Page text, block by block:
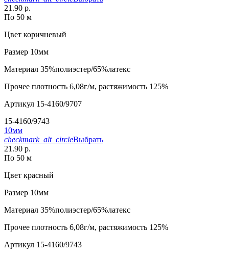
21.90 р.
По 50 м
Цвет коричневый
Размер 10мм
Материал 35%полиэстер/65%латекс
Прочее плотность 6,08г/м, растяжимость 125%
Артикул 15-4160/9707
15-4160/9743
10мм
checkmark_alt_circleВыбрать
21.90 р.
По 50 м
Цвет красный
Размер 10мм
Материал 35%полиэстер/65%латекс
Прочее плотность 6,08г/м, растяжимость 125%
Артикул 15-4160/9743